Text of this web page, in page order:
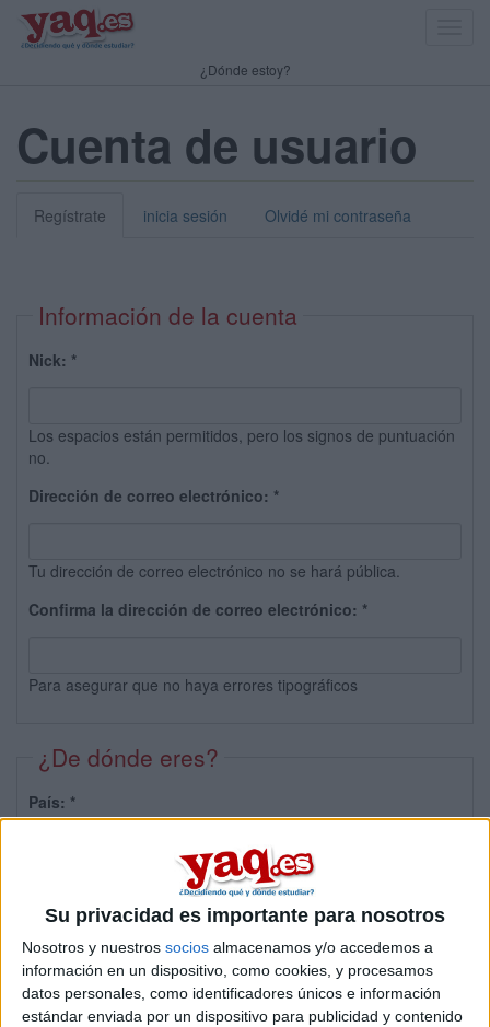
Su privacidad es importante para nosotros
Nosotros y nuestros socios almacenamos y/o accedemos a
información en un dispositivo, como cookies, y procesamos
datos personales, como identificadores únicos e información
estándar enviada por un dispositivo para publicidad y contenido
¿Dónde estoy?
Cuenta de usuario
Regístrate inicia sesión Olvidé mi contraseña
Información de la cuenta
Nick: *
Los espacios están permitidos, pero los signos de puntuación
no.
Dirección de correo electrónico: *
Tu dirección de correo electrónico no se hará pública.
Confirma la dirección de correo electrónico: *
Para asegurar que no haya errores tipográficos
¿De dónde eres?
País: *
Sobre ti